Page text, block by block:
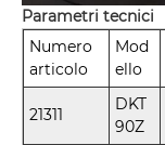
Parametri tecnici
Numero
articolo
Mod
ello
21311
DKT
90Z